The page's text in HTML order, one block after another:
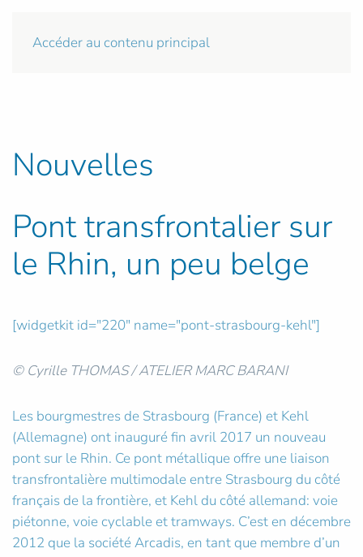
Accéder au contenu principal
Nouvelles
Pont transfrontalier sur
le Rhin, un peu belge
[widgetkit id="220" name="pont-strasbourg-kehl"]
© Cyrille THOMAS / ATELIER MARC BARANI
Les bourgmestres de Strasbourg (France) et Kehl
(Allemagne) ont inauguré fin avril 2017 un nouveau
pont sur le Rhin. Ce pont métallique offre une liaison
transfrontalière multimodale entre Strasbourg du côté
français de la frontière, et Kehl du côté allemand: voie
piétonne, voie cyclable et tramways. C’est en décembre
2012 que la société Arcadis, en tant que membre d’un